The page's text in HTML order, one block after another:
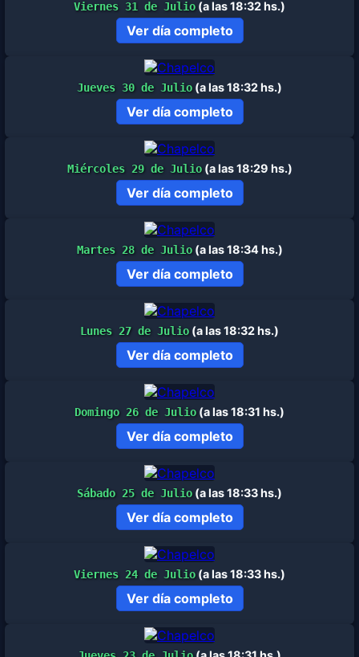
Viernes 31 de Julio (a las 18:32 hs.)
Ver día completo
Jueves 30 de Julio (a las 18:32 hs.)
Ver día completo
Miércoles 29 de Julio(a las 18:29 hs.)
Ver día completo
Martes 28 de Julio(a las 18:34 hs.)
Ver día completo
Lunes 27 de Julio (a las 18:32 hs.)
Ver día completo
Domingo 26 de Julio (a las 18:31 hs.)
Ver día completo
Sábado 25 de Julio (a las 18:33 hs.)
Ver día completo
Viernes 24 de Julio (a las 18:33 hs.)
Ver día completo